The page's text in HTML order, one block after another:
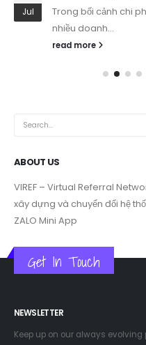
Jul
Trong bối cảnh chi
nhiều doanh...
read more
ABOUT US
VIREF – Virtual Referral
xây dựng và chuyển đổi hệ
ZALO Mini App
Get In Touch
NEWSLETTER
Keep up on our always